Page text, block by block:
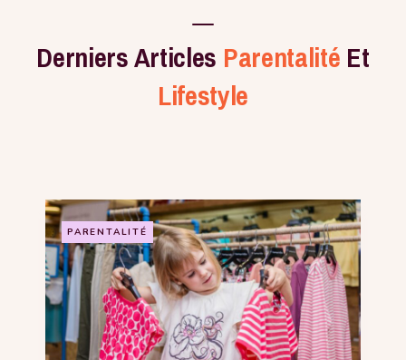
Derniers Articles Parentalité Et
Lifestyle
PARENTALITÉ